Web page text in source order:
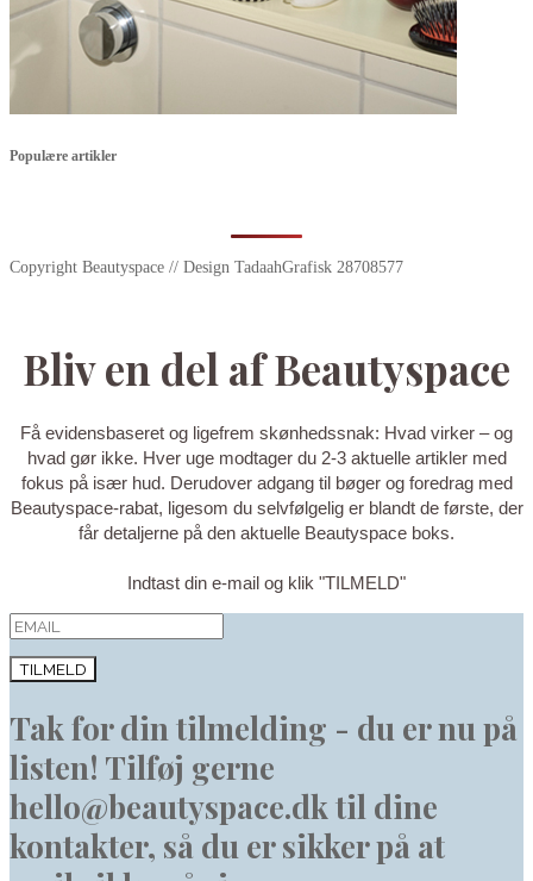
Populære artikler
Copyright Beautyspace // Design TadaahGrafisk 28708577
Bliv en del af Beautyspace
Få evidensbaseret og ligefrem skønhedssnak: Hvad virker – og
hvad gør ikke. Hver uge modtager du 2-3 aktuelle artikler med
fokus på især hud. Derudover adgang til bøger og foredrag med
Beautyspace-rabat, ligesom du selvfølgelig er blandt de første, der
får detaljerne på den aktuelle Beautyspace boks.
Indtast din e-mail og klik "TILMELD"
TILMELD
Tak for din tilmelding - du er nu på
listen! Tilføj gerne
hello@beautyspace.dk til dine
kontakter, så du er sikker på at